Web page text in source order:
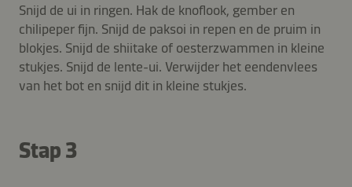
Snijd de ui in ringen. Hak de knoflook, gember en
chilipeper fijn. Snijd de paksoi in repen en de pruim in
blokjes. Snijd de shiitake of oesterzwammen in kleine
stukjes. Snijd de lente-ui. Verwijder het eendenvlees
van het bot en snijd dit in kleine stukjes.
Stap 3